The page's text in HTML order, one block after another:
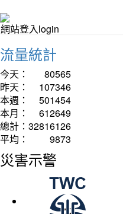
網站登入login
流量統計
今天：
80565
昨天：
107346
本週：
501454
本月：
612649
總計： 32816126
平均：
9873
災害示警